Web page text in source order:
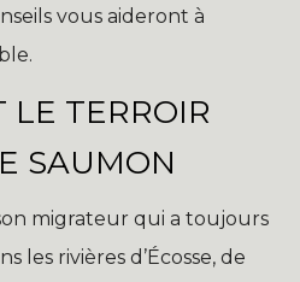
vous aideront à
LE TERROIR
SAUMON
migrateur qui a toujours
les rivières d’Écosse, de